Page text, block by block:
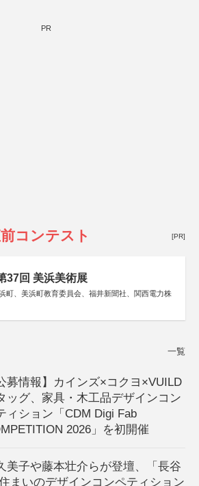
PR
コンテスト [PR]
37回 美浜美術展
町、美浜町教育委員会、福井新聞社、関西電力株
一覧
募情報】カインズ×コクヨ×VUILD
ッグ、家具・木工品デザインコン
ィション「CDM Digi Fab
2026」を初開催
美子や藤本壮介らが登壇、「長谷
まいのデザインコンペティション